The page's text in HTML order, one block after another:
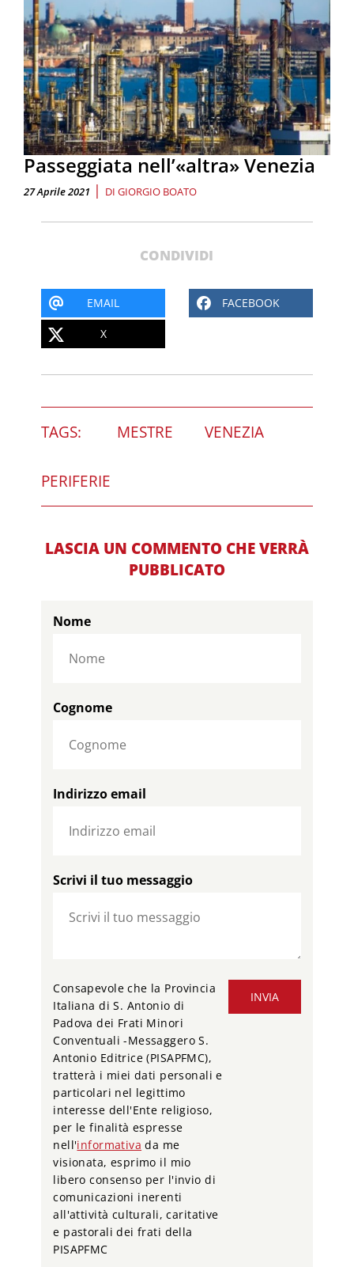
Passeggiata nell’«altra» Venezia
27 Aprile 2021 | DI GIORGIO BOATO
CONDIVIDI
EMAIL FACEBOOK
X
TAGS: MESTRE VENEZIA
PERIFERIE
LASCIA UN COMMENTO CHE VERRÀ
PUBBLICATO
Nome
Cognome
Indirizzo email
Scrivi il tuo messaggio
INVIA
Consapevole che la Provincia
Italiana di S. Antonio di
Padova dei Frati Minori
Conventuali -Messaggero S.
Antonio Editrice (PISAPFMC),
tratterà i miei dati personali e
particolari nel legittimo
interesse dell'Ente religioso,
per le finalità espresse
nell'informativa da me
visionata, esprimo il mio
libero consenso per l'invio di
comunicazioni inerenti
all'attività culturali, caritative
e pastorali dei frati della
PISAPFMC